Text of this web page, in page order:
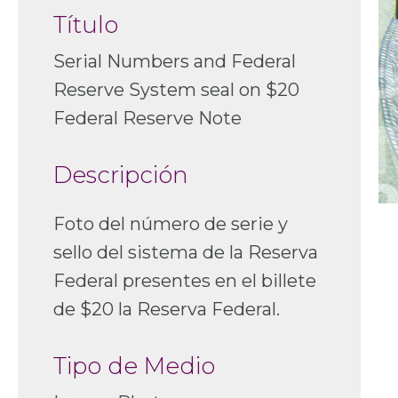
Título
Serial Numbers and Federal
Reserve System seal on $20
Federal Reserve Note
Descripción
Foto del número de serie y
sello del sistema de la Reserva
Federal presentes en el billete
de $20 la Reserva Federal.
Tipo de Medio